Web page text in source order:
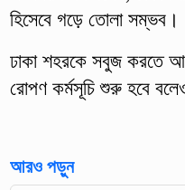
হিসেবে গড়ে তোলা সম্ভব।
ঢাকা শহরকে সবুজ করতে
রোপণ কর্মসূচি শুরু হবে
আরও পড়ুন